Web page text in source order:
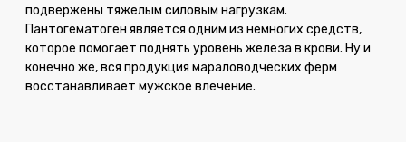
подвержены тяжелым силовым нагрузкам.
Пантогематоген является одним из немногих средств,
которое помогает поднять уровень железа в крови. Ну и
конечно же, вся продукция мараловодческих ферм
восстанавливает мужское влечение.